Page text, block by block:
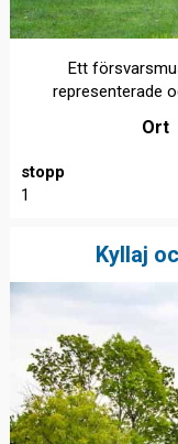
Ett
representerade
Ort
stopp
1
Kyllaj